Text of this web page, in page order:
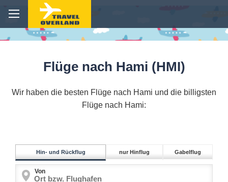
Flüge nach Hami (HMI)
Wir haben die besten Flüge nach Hami und die billigsten
Flüge nach Hami:
Hin- und Rückflug nur Hinflug Gabelflug
Von